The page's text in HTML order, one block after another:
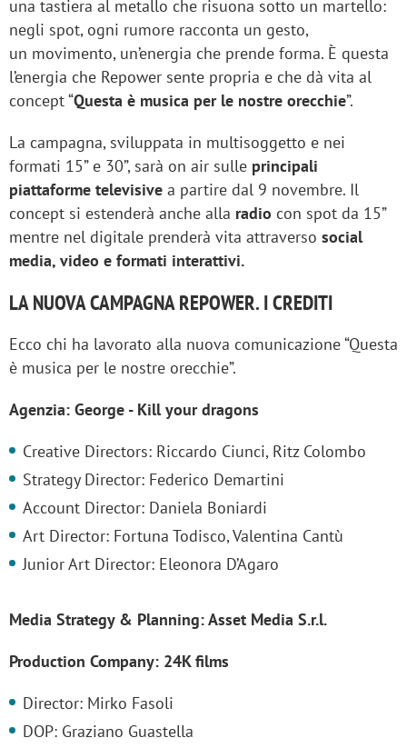
una tastiera al metallo che risuona sotto un martello:
negli spot, ogni rumore racconta un gesto,
un movimento, un’energia che prende forma. È questa
l’energia che Repower sente propria e che dà vita al
concept “Questa è musica per le nostre orecchie”.
La campagna, sviluppata in multisoggetto e nei
formati 15” e 30”, sarà on air sulle principali
piattaforme televisive a partire dal 9 novembre. Il
concept si estenderà anche alla radio con spot da 15”
mentre nel digitale prenderà vita attraverso social
media, video e formati interattivi.
LA NUOVA CAMPAGNA REPOWER. I CREDITI
Ecco chi ha lavorato alla nuova comunicazione “Questa
è musica per le nostre orecchie”.
Agenzia: George - Kill your dragons
Creative Directors: Riccardo Ciunci, Ritz Colombo
Strategy Director: Federico Demartini
Account Director: Daniela Boniardi
Art Director: Fortuna Todisco, Valentina Cantù
Junior Art Director: Eleonora D’Agaro
Media Strategy & Planning: Asset Media S.r.l.
Production Company: 24K films
Director: Mirko Fasoli
DOP: Graziano Guastella